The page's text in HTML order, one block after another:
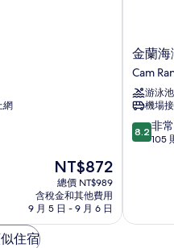
網
現
在
價
格
為
NT$872
總價 NT$989
含稅金和其他費用
9 月 5 日 - 9 月 6 日
金
蘭
海
灘
度
假
村
金蘭海
Cam
游泳池
機場
8.2
分，
常
8.2 非
105
住宿